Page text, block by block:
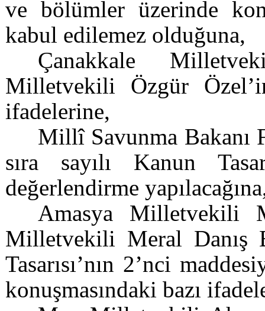
ve bölümler üzerinde
kabul edilemez olduğuna,
Çanakkale
Milletvekili Özgür
ifadelerine,
Millî Savunma Bakanı
sıra sayılı Kanun
değerlendirme
Amasya Milletvekili
Milletvekili Meral Danış
Tasarısı’nın 2’nci
konuşmasındaki bazı